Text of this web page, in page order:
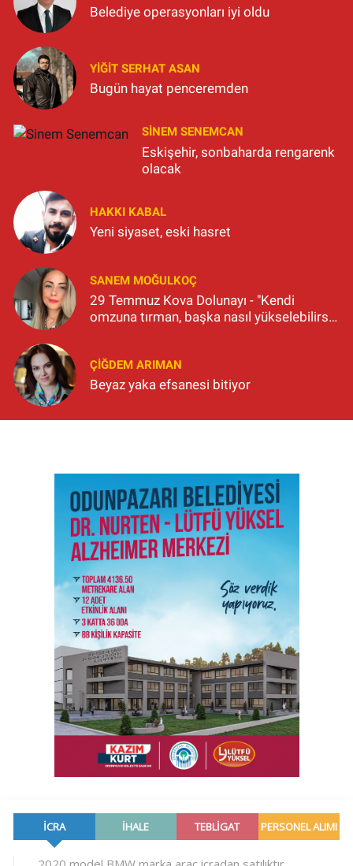
Belediye operasyonları iyi oldu
YIĞIT SERHAT ASAN
Bugün hayat penceremden
SINEM SENEMCAN
Eskişehir, sonbaharda rengarenk
olacak
HAKKI KABAL
Yeni siyaset, eski hasret
SANEM MOĞULKOÇ
29 Temmuz Kova Dolunayı - "Kendi
omzuna tırman, başka nasıl yükselebilirsin
ÇIĞDEM ARIMAN
Beyaz yaka efsanesi bitiyor